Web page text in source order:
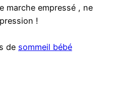
marche empressé , ne
!
de sommeil bébé